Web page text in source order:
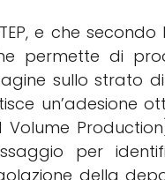
e che
permette di
sullo strato
un’adesione
Volume
per
della